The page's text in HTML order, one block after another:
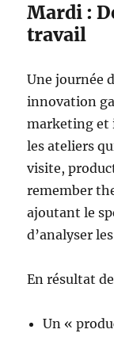
Mardi :
travail
Une journée
innovation
marketing et
les ateliers
visite,
remember
ajoutant le
d’analyser
En résultat
Un «